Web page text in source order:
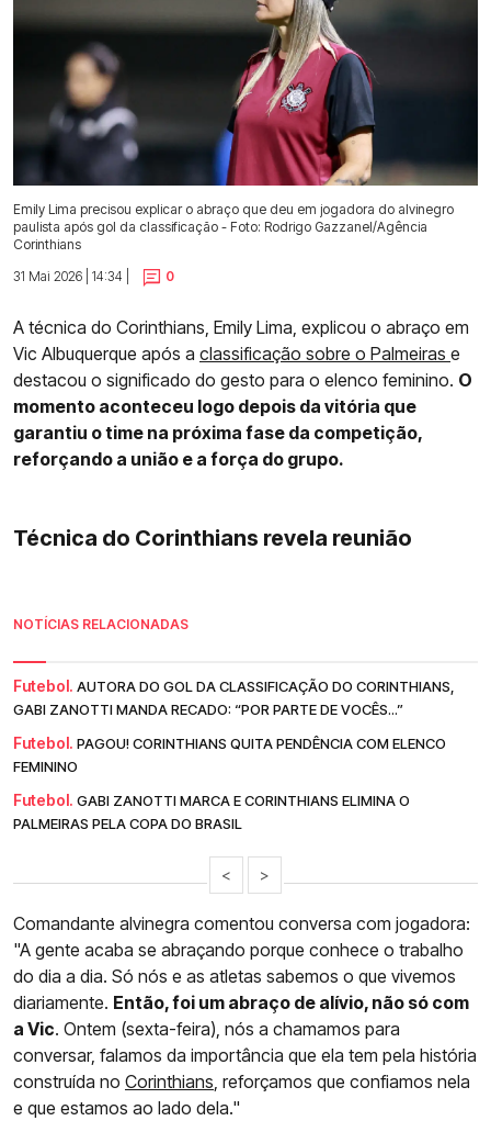
Emily Lima precisou explicar o abraço que deu em jogadora do alvinegro
paulista após gol da classificação - Foto: Rodrigo Gazzanel/Agência
Corinthians
31 Mai 2026 | 14:34 |
0
A técnica do Corinthians, Emily Lima, explicou o abraço em
Vic Albuquerque após a classificação sobre o Palmeiras e
destacou o significado do gesto para o elenco feminino. O
momento aconteceu logo depois da vitória que
garantiu o time na próxima fase da competição,
reforçando a união e a força do grupo.
Técnica do Corinthians revela reunião
NOTÍCIAS RELACIONADAS
Futebol. AUTORA DO GOL DA CLASSIFICAÇÃO DO CORINTHIANS,
GABI ZANOTTI MANDA RECADO: “POR PARTE DE VOCÊS...”
Futebol. PAGOU! CORINTHIANS QUITA PENDÊNCIA COM ELENCO
FEMININO
Futebol. GABI ZANOTTI MARCA E CORINTHIANS ELIMINA O
PALMEIRAS PELA COPA DO BRASIL
< >
Comandante alvinegra comentou conversa com jogadora:
"A gente acaba se abraçando porque conhece o trabalho
do dia a dia. Só nós e as atletas sabemos o que vivemos
diariamente. Então, foi um abraço de alívio, não só com
a Vic. Ontem (sexta-feira), nós a chamamos para
conversar, falamos da importância que ela tem pela história
construída no Corinthians , reforçamos que confiamos nela
e que estamos ao lado dela."